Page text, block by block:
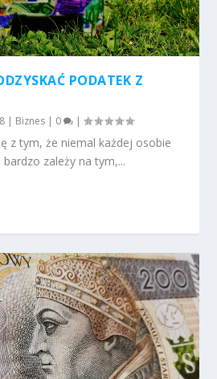
PODATEK Z
| Biznes | 0 |
z tym, że niemal każdej osobie
zależy na tym,...